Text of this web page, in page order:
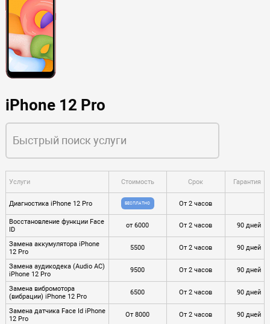
iPhone 12 Pro
Услуги Стоимость Срок Гарантия
Диагностика iPhone 12 Pro БЕСПЛАТНО От 2 часов
Восстановление функции Face
ID
от 6000 От 2 часов 90 дней
Замена аккумулятора iPhone
12 Pro
5500 От 2 часов 90 дней
Замена аудикодека (Audio AC)
iPhone 12 Pro
9500 От 2 часов 90 дней
Замена вибромотора
(вибрации) iPhone 12 Pro
6500 От 2 часов 90 дней
Замена датчика Face Id iPhone
12 Pro
От 8000 От 2 часов 90 дней